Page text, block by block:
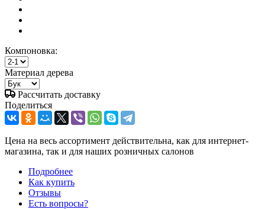
Компоновка:
Материал дерева
Рассчитать доставку
Поделиться
Цена на весь ассортимент действительна, как для интернет-
магазина, так и для наших розничных салонов
Подробнее
Как купить
Отзывы
Есть вопросы?